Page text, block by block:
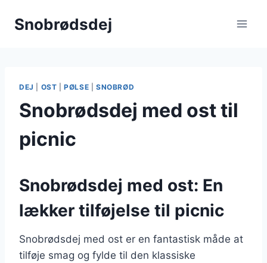
Snobrødsdej
DEJ OST |PØLSE SNOBRØD
Snobrødsdej med ost til
picnic
Snobrødsdej med ost: En
lækker tilføjelse til picnic
Snobrødsdej med ost er en fantastisk måde at
tilføje smag og fylde til den klassiske